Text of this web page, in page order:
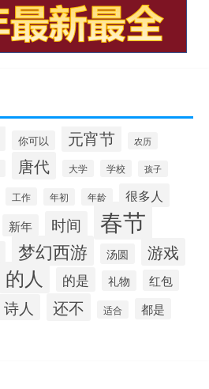
你可以 元宵节 农历
唐代 大学 学校 孩子
工作 年初 年龄 很多人
新年 时间 春节
梦幻西游 汤圆 游戏
的人 的是 礼物 红包
诗人 还不 适合 都是